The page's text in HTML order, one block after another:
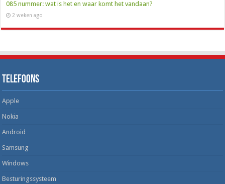
085 nummer: wat is het en waar komt het vandaan?
2 weken ago
Telefoons
Apple
Nokia
Android
Samsung
Windows
Besturingssysteem